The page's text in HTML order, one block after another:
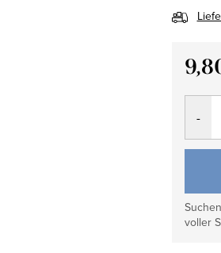
voller